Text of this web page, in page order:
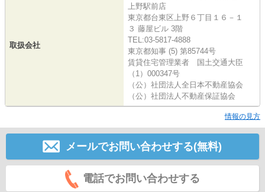
取扱会社
上野駅前店
東京都台東区上野６丁目１６－１
３ 藤屋ビル 3階
TEL:03-5817-4888
東京都知事 (5) 第85744号
賃貸住宅管理業者 国土交通大臣
（1）000347号
（公）社団法人全日本不動産協会
（公）社団法人不動産保証協会
情報の見方
メールでお問い合わせする(無料)
電話でお問い合わせする